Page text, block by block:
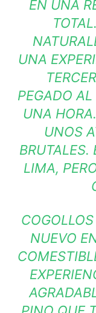
EN UNA
UNA
PEGADO
UNA
UNOS
BRUTALES.
LIMA,
NUEVO